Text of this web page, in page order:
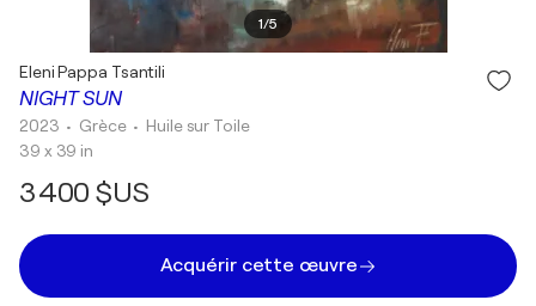
1/5
NIGHT SUN
Eleni Pappa Tsantili
2023 • Grèce • Huile sur Toile
39 x 39 in
3 400 $US
Acquérir cette œuvre